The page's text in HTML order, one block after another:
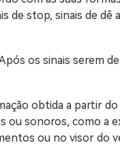
de stop, sinais de
os sinais serem
obtida a partir do
ou sonoros, como a
ou no visor do